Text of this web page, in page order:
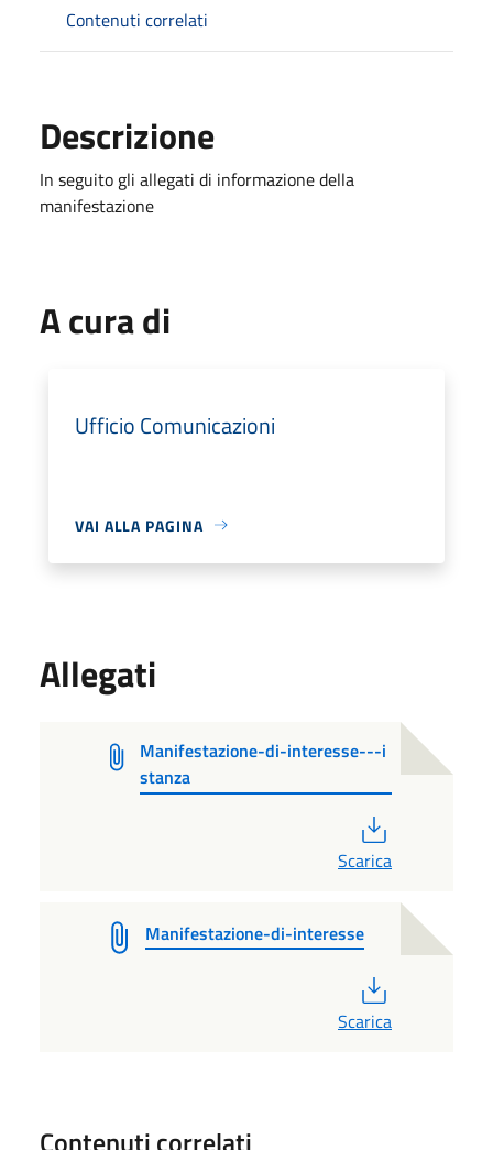
Contenuti correlati
Descrizione
In seguito gli allegati di informazione della
manifestazione
A cura di
Ufficio Comunicazioni
VAI ALLA PAGINA
Allegati
Manifestazione-di-interesse---i
stanza
Scarica
Manifestazione-di-interesse
Scarica
Contenuti correlati